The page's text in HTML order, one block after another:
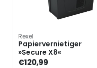
Rexel
Papiervernietiger
»Secure X8«
€120,99